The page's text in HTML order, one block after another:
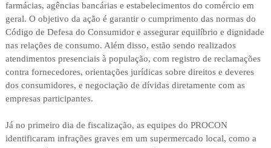
farmácias, agências bancárias e estabelecimentos do comércio em
geral. O objetivo da ação é garantir o cumprimento das normas do
Código de Defesa do Consumidor e assegurar equilíbrio e dignidade
nas relações de consumo. Além disso, estão sendo realizados
atendimentos presenciais à população, com registro de reclamações
contra fornecedores, orientações jurídicas sobre direitos e deveres
dos consumidores, e negociação de dívidas diretamente com as
empresas participantes.
Já no primeiro dia de fiscalização, as equipes do PROCON
identificaram infrações graves em um supermercado local, como a